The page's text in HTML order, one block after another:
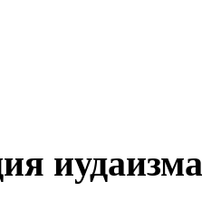
иудаизма